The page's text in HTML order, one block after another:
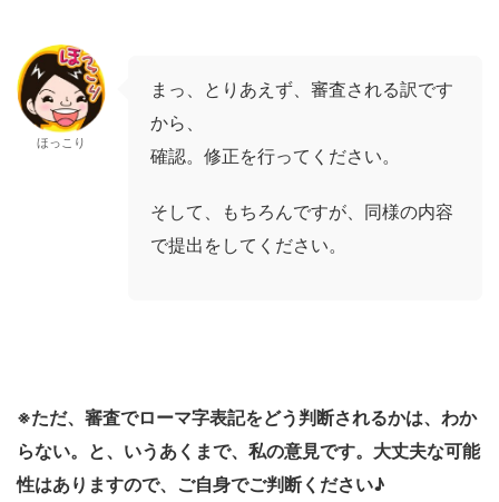
ほっこり
まっ、とりあえず、審査される訳です
から、
確認。修正を行ってください。
そして、もちろんですが、同様の内容
で提出をしてください。
※ただ、審査でローマ字表記をどう判断されるかは、わか
らない。と、いうあくまで、私の意見です。大丈夫な可能
性はありますので、ご自身でご判断ください♪